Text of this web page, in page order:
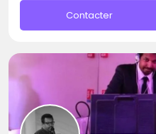
Contacter